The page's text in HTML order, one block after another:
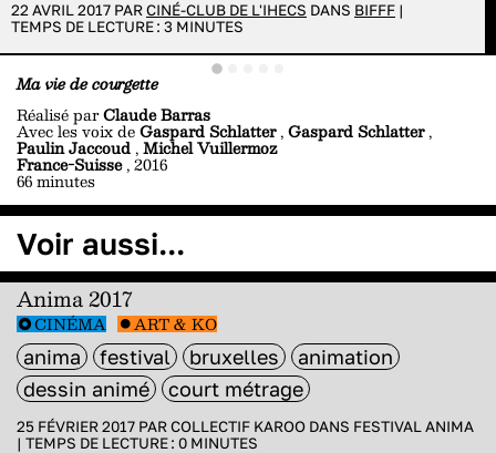
22 AVRIL 2017 PARCINÉ-CLUB DE L'IHECS DANS BIFFF |
TEMPS DE LECTURE : 3 MINUTES
Ma vie de courgette
Réalisé parClaude Barras
Avec les voix deGaspard Schlatter,Gaspard Schlatter,
Paulin Jaccoud,Michel Vuillermoz
France-Suisse, 2016
66 minutes
Voir aussi...
Anima 2017
CINÉMA ART & KO
anima festival bruxelles
animation
dessin animé
court métrage
25 FÉVRIER 2017 PARCOLLECTIF KAROO DANS FESTIVAL ANIMA
| TEMPS DE LECTURE : 0 MINUTES